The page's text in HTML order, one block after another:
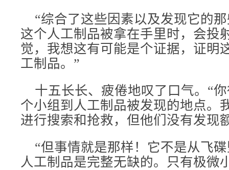
“综合了这些因素以及发现它的
这个人工制品被拿在手里时，会投
觉，我想这有可能是个证据，证明
工制品。”
十五长长、疲倦地叹了口气。“
个小组到人工制品被发现的地点。
进行搜索和抢救，但他们没有发现
“但事情就是那样！它不是从飞
人工制品是完整无缺的。只有极微